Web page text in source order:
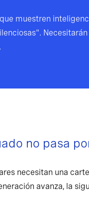
muestren
no pasa
necesitan una
avanza, la